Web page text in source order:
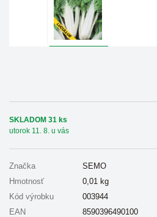
SKLADOM 31 ks
utorok 11. 8. u vás
Značka
SEMO
Hmotnosť
0,01 kg
Kód výrobku
003944
EAN
8590396490100